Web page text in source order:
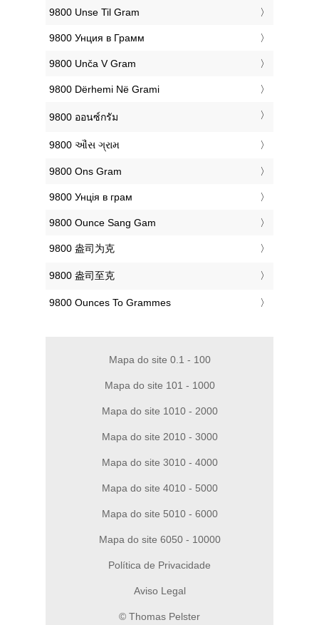
‎9800 Unse Til Gram
‎9800 Унция в Грамм
‎9800 Unča V Gram
‎9800 Dërhemi Në Grami
‎9800 ออนซ์กรัม
‎9800 ઔંસ ગ્રામ
‎9800 Ons Gram
‎9800 Унція в грам
‎9800 Ounce Sang Gam
‎9800 盎司为克
‎9800 盎司至克
‎9800 Ounces To Grammes
Mapa do site 0.1 - 100
Mapa do site 101 - 1000
Mapa do site 1010 - 2000
Mapa do site 2010 - 3000
Mapa do site 3010 - 4000
Mapa do site 4010 - 5000
Mapa do site 5010 - 6000
Mapa do site 6050 - 10000
Política de Privacidade
Aviso Legal
© Thomas Pelster